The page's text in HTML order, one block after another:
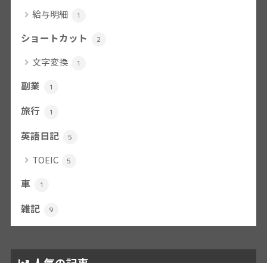
給与明細 1
ショートカット 2
文字変換 1
副業 1
旅行 1
英語日記 5
TOEIC 5
車 1
雑記 9